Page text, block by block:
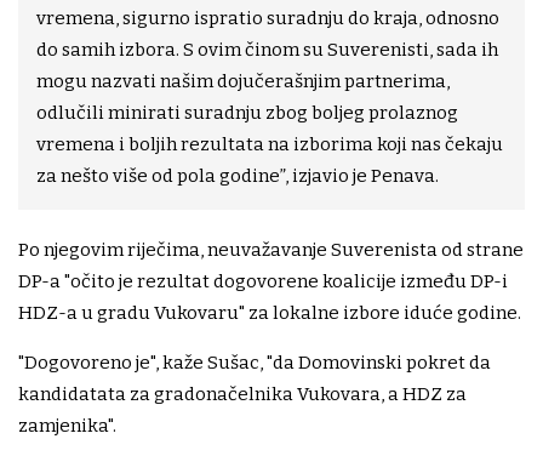
vremena, sigurno ispratio suradnju do kraja, odnosno
do samih izbora. S ovim činom su Suverenisti, sada ih
mogu nazvati našim dojučerašnjim partnerima,
odlučili minirati suradnju zbog boljeg prolaznog
vremena i boljih rezultata na izborima koji nas čekaju
za nešto više od pola godine”, izjavio je Penava.
Po njegovim riječima, neuvažavanje Suverenista od strane
DP-a "očito je rezultat dogovorene koalicije između DP-i
HDZ-a u gradu Vukovaru" za lokalne izbore iduće godine.
"Dogovoreno je", kaže Sušac, "da Domovinski pokret da
kandidatata za gradonačelnika Vukovara, a HDZ za
zamjenika".